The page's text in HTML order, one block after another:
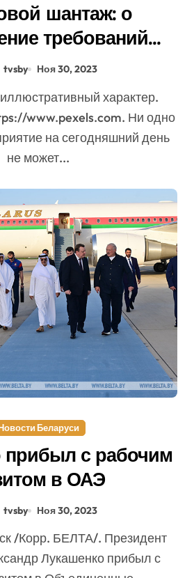
шантаж: о
требований
tvsby Ноя 30, 2023
www.pexels.com. Ни одно
на сегодняшний день
не может...
Беларуси
прибыл с рабочим
в ОАЭ
tvsby Ноя 30, 2023
Лукашенко прибыл с